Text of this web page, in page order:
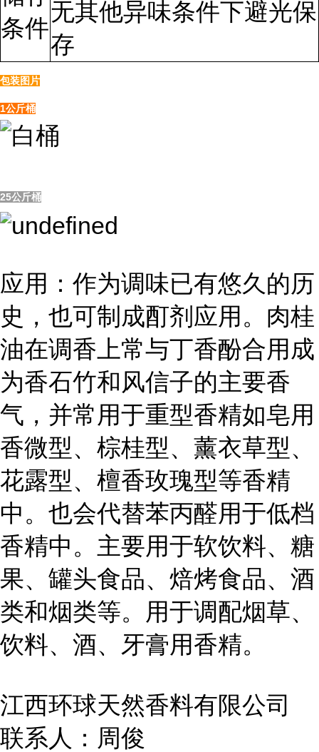
条件
无其他异味条件下避光保
存
包装图片
1公斤桶
25公斤桶
应用：作为调味已有悠久的历
史，也可制成酊剂应用。肉桂
油在调香上常与丁香酚合用成
为香石竹和风信子的主要香
气，并常用于重型香精如皂用
香微型、棕桂型、薰衣草型、
花露型、檀香玫瑰型等香精
中。也会代替苯丙醛用于低档
香精中。主要用于软饮料、糖
果、罐头食品、焙烤食品、酒
类和烟类等。用于调配烟草、
饮料、酒、牙膏用香精。
江西环球天然香料有限公司
联系人：周俊